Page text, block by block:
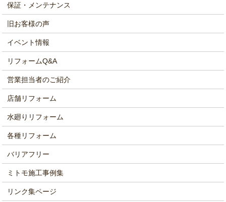
保証・メンテナンス
旧お客様の声
イベント情報
リフォームQ&A
営業担当者のご紹介
店舗リフォーム
水廻りリフォーム
各種リフォーム
バリアフリー
ミトモ施工事例集
リンク集ページ